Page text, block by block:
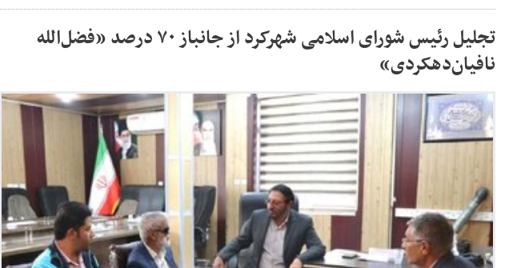
تجلیل رئیس شورای اسلامی شهرکرد از جانباز ۷۰ درصد «فضل‌الله
نافیان‌دهکردی»